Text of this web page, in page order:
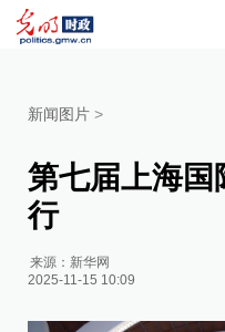
新闻图片 >
第七届上海国
行
来源： 新华网
2025-11-15 10:09